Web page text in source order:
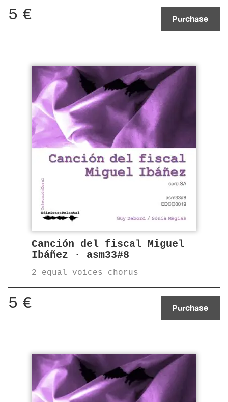
5 € Purchase
Canción del fiscal Miguel
Ibáñez · asm33#8
2 equal voices chorus
5 € Purchase